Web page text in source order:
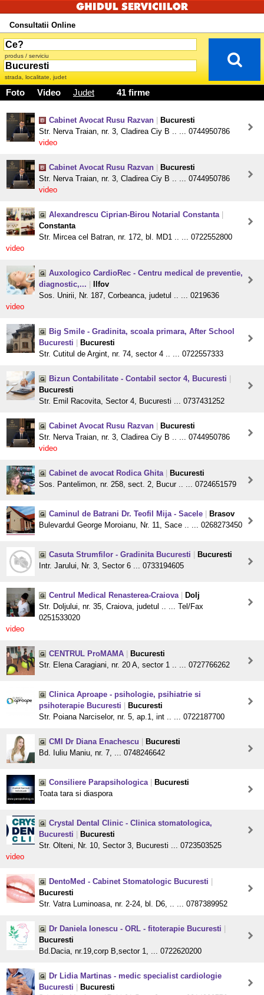
Consultatii Online
produs / serviciu
strada, localitate, judet
Foto Video Judet 41 firme
Cabinet Avocat Rusu Razvan
Bucuresti
Str. Nerva Traian, nr. 3, Cladirea Ciy B .. ... 0744950786
video
Cabinet Avocat Rusu Razvan
Bucuresti
Str. Nerva Traian, nr. 3, Cladirea Ciy B .. ... 0744950786
video
Alexandrescu Ciprian-Birou Notarial Constanta
Constanta
Str. Mircea cel Batran, nr. 172, bl. MD1 .. ... 0722552800
video
Auxologico CardioRec - Centru medical de preventie,
diagnostic,...
Ilfov
Sos. Unirii, Nr. 187, Corbeanca, judetul .. ... 0219636
video
Big Smile - Gradinita, scoala primara, After School
Bucuresti
Bucuresti
Str. Cutitul de Argint, nr. 74, sector 4 .. ... 0722557333
Bizun Contabilitate - Contabil sector 4, Bucuresti
Bucuresti
Str. Emil Racovita, Sector 4, Bucuresti ... 0737431252
Cabinet Avocat Rusu Razvan
Bucuresti
Str. Nerva Traian, nr. 3, Cladirea Ciy B .. ... 0744950786
video
Cabinet de avocat Rodica Ghita
Bucuresti
Sos. Pantelimon, nr. 258, sect. 2, Bucur .. ... 0724651579
Caminul de Batrani Dr. Teofil Mija - Sacele
Brasov
Bulevardul George Moroianu, Nr. 11, Sace .. ... 0268273450
Casuta Strumfilor - Gradinita Bucuresti
Bucuresti
Intr. Jarului, Nr. 3, Sector 6 ... 0733194605
Centrul Medical Renasterea-Craiova
Dolj
Str. Doljului, nr. 35, Craiova, judetul .. ... Tel/Fax
0251533020
video
CENTRUL ProMAMA
Bucuresti
Str. Elena Caragiani, nr. 20 A, sector 1 .. ... 0727766262
Clinica Aproape - psihologie, psihiatrie si
psihoterapie Bucuresti
Bucuresti
Str. Poiana Narciselor, nr. 5, ap.1, int .. ... 0722187700
CMI Dr Diana Enachescu
Bucuresti
Bd. Iuliu Maniu, nr. 7, ... 0748246642
Consiliere Parapsihologica
Bucuresti
Toata tara si diaspora
Crystal Dental Clinic - Clinica stomatologica,
Bucuresti
Bucuresti
Str. Olteni, Nr. 10, Sector 3, Bucuresti ... 0723503525
video
DentoMed - Cabinet Stomatologic Bucuresti
Bucuresti
Str. Vatra Luminoasa, nr. 2-24, bl. D6, .. ... 0787389952
Dr Daniela Ionescu - ORL - fitoterapie Bucuresti
Bucuresti
Bd.Dacia, nr.19,corp B,sector 1, ... 0722620200
Dr Lidia Martinas - medic specialist cardiologie
Bucuresti
Bucuresti